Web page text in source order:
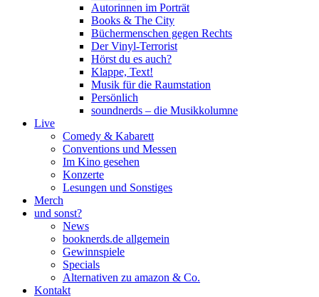
Autorinnen im Porträt
Books & The City
Büchermenschen gegen Rechts
Der Vinyl-Terrorist
Hörst du es auch?
Klappe, Text!
Musik für die Raumstation
Persönlich
soundnerds – die Musikkolumne
Live
Comedy & Kabarett
Conventions und Messen
Im Kino gesehen
Konzerte
Lesungen und Sonstiges
Merch
und sonst?
News
booknerds.de allgemein
Gewinnspiele
Specials
Alternativen zu amazon & Co.
Kontakt